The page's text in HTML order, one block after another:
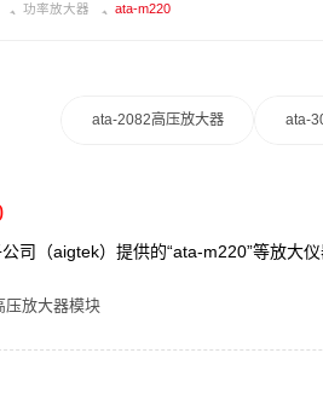
功率放大器 ata-m220
ata-2082高压放大器 ata-
司（aigtek）提供的“ata-m220”等放大
压放大器模块